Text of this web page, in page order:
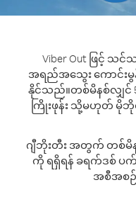
Viber Out ဖြင့် သ
အရည်အသွေး ကောင်းမွ
နိုင်သည်။တစ်မိနစ်လျှင်
ကြိုးဖုန်း သို့မဟုတ် မို
ဂျီဘိုးတီး အတွက် တစ်မိန
ကို ရရှိရန် ခရက်ဒစ် ပက်
အစီအစ